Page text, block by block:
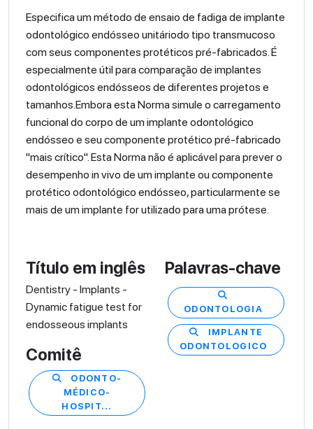
Especifica um método de ensaio de fadiga de implante
odontológico endósseo unitáriodo tipo transmucoso
com seus componentes protéticos pré-fabricados. É
especialmente útil para comparação de implantes
odontológicos endósseos de diferentes projetos e
tamanhos.Embora esta Norma simule o carregamento
funcional do corpo de um implante odontológico
endósseo e seu componente protético pré-fabricado
"mais crítico". Esta Norma não é aplicável para prever o
desempenho in vivo de um implante ou componente
protético odontológico endósseo, particularmente se
mais de um implante for utilizado para uma prótese.
Título em inglês
Dentistry - Implants -
Dynamic fatigue test for
endosseous implants
Comitê
ODONTO-
MÉDICO-
HOSPIT...
Palavras-chave
ODONTOLOGIA
IMPLANTE
ODONTOLOGICO